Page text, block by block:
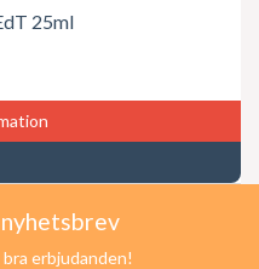
25ml
erbjudanden!